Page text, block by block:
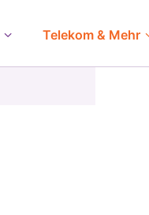
Telekom & Mehr